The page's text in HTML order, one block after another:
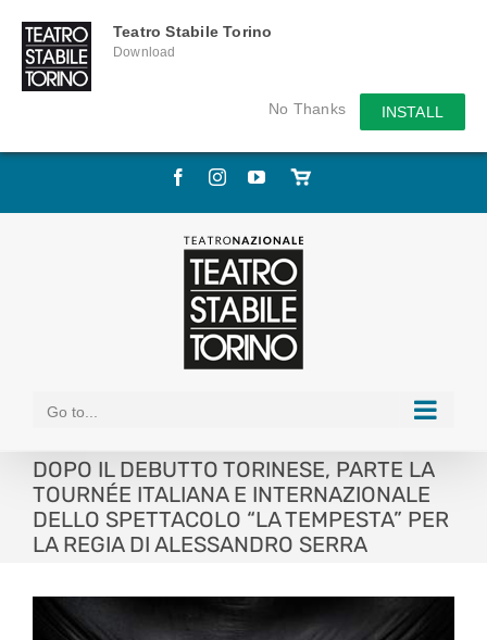
Teatro Stabile Torino
Download
No Thanks INSTALL
Skip
FacebookInstagramYouTube
Store
Go to...
DOPO IL DEBUTTO TORINESE, PARTE LA
TOURNÉE ITALIANA E INTERNAZIONALE
DELLO SPETTACOLO “LA TEMPESTA” PER
LA REGIA DI ALESSANDRO SERRA